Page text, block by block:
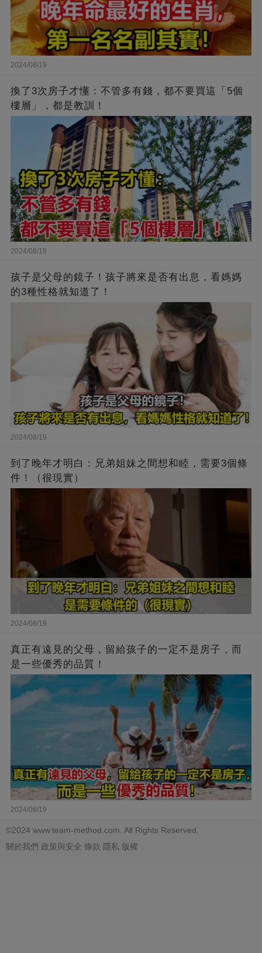
2024/08/19
換了3次房子才懂：不管多有錢，都不要買這「5個
樓層」，都是教訓！
2024/08/19
孩子是父母的鏡子！孩子將來是否有出息，看媽媽
的3種性格就知道了！
2024/08/19
到了晚年才明白：兄弟姐妹之間想和睦，需要3個條
件！（很現實）
2024/08/19
真正有遠見的父母，留給孩子的一定不是房子，而
是一些優秀的品質！
2024/08/19
©2024 www.team-method.com. All Rights Reserved.
關於我們 政策與安全 條款 隱私 版權